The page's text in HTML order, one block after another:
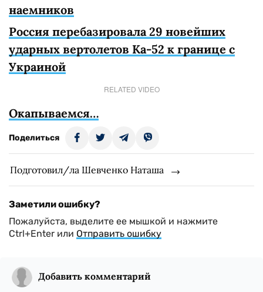
наемников
Россия перебазировала 29 новейших
ударных вертолетов Ка-52 к границе с
Украиной
RELATED VIDEO
Окапываемся…
Поделиться
Подготовил/ла Шевченко Наташа
Заметили ошибку?
Пожалуйста, выделите ее мышкой и нажмите
Ctrl+Enter или Отправить ошибку
Добавить комментарий